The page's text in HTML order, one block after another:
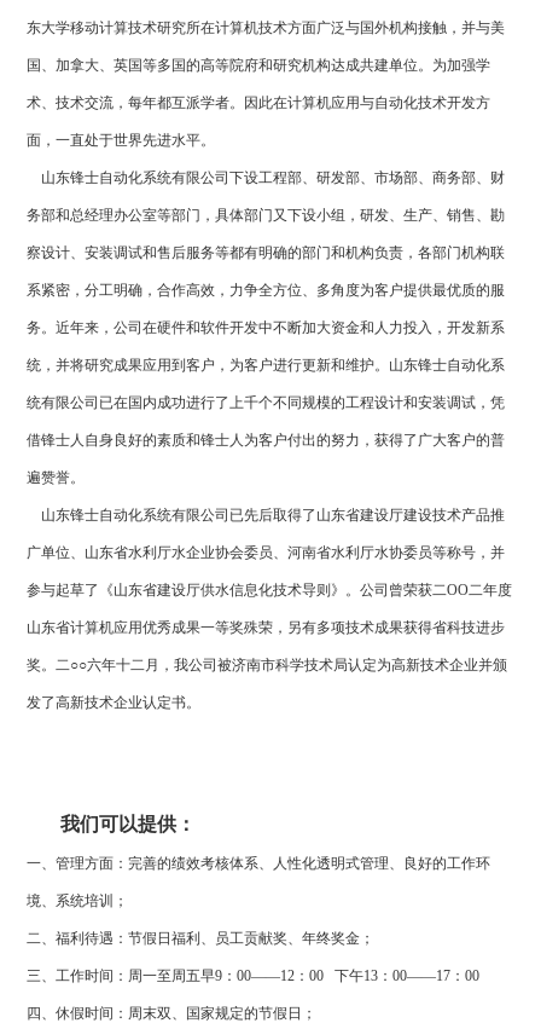
东大学移动计算技术研究所在计算机技术方面广泛与国外机构接触，并与美
国、加拿大、英国等多国的高等院府和研究机构达成共建单位。为加强学
术、技术交流，每年都互派学者。因此在计算机应用与自动化技术开发方
面，一直处于世界先进水平。
山东锋士自动化系统有限公司下设工程部、研发部、市场部、商务部、财
务部和总经理办公室等部门，具体部门又下设小组，研发、生产、销售、勘
察设计、安装调试和售后服务等都有明确的部门和机构负责，各部门机构联
系紧密，分工明确，合作高效，力争全方位、多角度为客户提供最优质的服
务。近年来，公司在硬件和软件开发中不断加大资金和人力投入，开发新系
统，并将研究成果应用到客户，为客户进行更新和维护。山东锋士自动化系
统有限公司已在国内成功进行了上千个不同规模的工程设计和安装调试，凭
借锋士人自身良好的素质和锋士人为客户付出的努力，获得了广大客户的普
遍赞誉。
山东锋士自动化系统有限公司已先后取得了山东省建设厅建设技术产品推
广单位、山东省水利厅水企业协会委员、河南省水利厅水协委员等称号，并
参与起草了《山东省建设厅供水信息化技术导则》。公司曾荣获二OO二年度
山东省计算机应用优秀成果一等奖殊荣，另有多项技术成果获得省科技进步
奖。二○○六年十二月，我公司被济南市科学技术局认定为高新技术企业并颁
发了高新技术企业认定书。
我们可以提供：
一、管理方面：完善的绩效考核体系、人性化透明式管理、良好的工作环
境、系统培训；
二、福利待遇：节假日福利、员工贡献奖、年终奖金；
三、工作时间：周一至周五早9：00——12：00 下午13：00——17：00
四、休假时间：周末双、国家规定的节假日；